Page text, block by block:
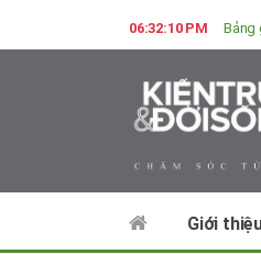
06:32:12 PM Bảng
Giới